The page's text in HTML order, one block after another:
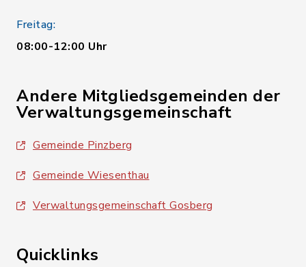
Freitag:
08:00-12:00 Uhr
Andere Mitgliedsgemeinden der
Verwaltungsgemeinschaft
Gemeinde Pinzberg
Gemeinde Wiesenthau
Verwaltungsgemeinschaft Gosberg
Quicklinks